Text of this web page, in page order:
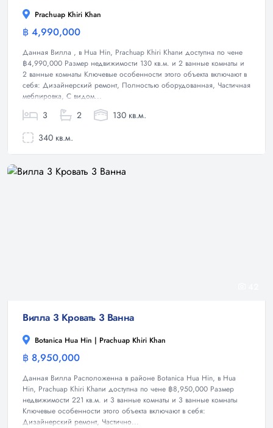
Prachuap Khiri Khan
฿ 4,990,000
Данная Вилла , в Hua Hin, Prachuap Khiri Khanи доступна по чене
฿4,990,000 Размер недвижимости 130 кв.м. и 2 ванные комнаты и
2 ванные комнаты Ключевые особенности этого объекта включают в
себя: Дизайнерский ремонт, Полностью оборудованная, Частичная
меблировка, С видом...
3 2
130 кв.м.
340 кв.м.
Вилла 3 Кровать 3 Ванна
Botanica Hua Hin | Prachuap Khiri Khan
฿ 8,950,000
Данная Вилла Расположенна в районе Botanica Hua Hin, в Hua
Hin, Prachuap Khiri Khanи доступна по чене ฿8,950,000 Размер
недвижимости 221 кв.м. и 3 ванные комнаты и 3 ванные комнаты
Ключевые особенности этого объекта включают в себя:
Дизайнерский ремонт, Частично...